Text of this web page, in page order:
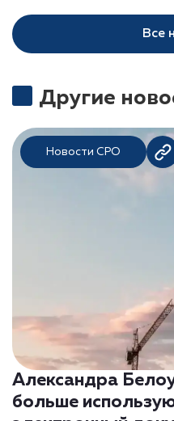
Все
Другие
Новости СРО
Александра
больше